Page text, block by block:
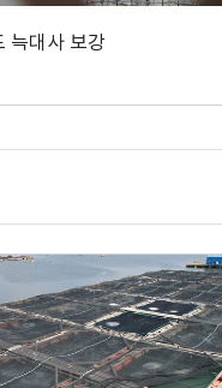
늑대사 보강